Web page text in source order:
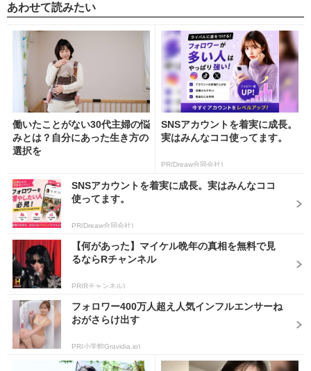
あわせて読みたい
働いたことがない30代主婦の悩
みとは？自分にあった生き方の
選択を
SNSアカウントを着実に成長。
実はみんなココ使ってます。
PR(Dreaw合同会社)
SNSアカウントを着実に成長。実はみんなココ
使ってます。
PR(Dreaw合同会社)
【何があった】マイケル晩年の真相を無料で見
るならRチャンネル
PR(Rチャンネル)
フォロワー400万人超え人気インフルエンサーね
おがさらけ出す
PR(小学館Gravidia.jp)